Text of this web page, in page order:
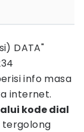
DATA"
info masa
internet.
kode dial
tergolong